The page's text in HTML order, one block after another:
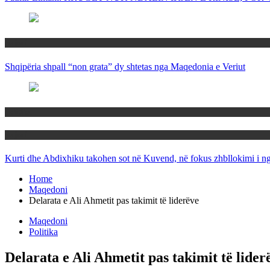
Shqipëria shpall “non grata” dy shtetas nga Maqedonia e Veriut
Kurti dhe Abdixhiku takohen sot në Kuvend, në fokus zhbllokimi i
Home
Maqedoni
Delarata e Ali Ahmetit pas takimit të liderëve
Maqedoni
Politika
Delarata e Ali Ahmetit pas takimit të